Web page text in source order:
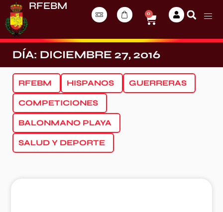
RFEBM
0
DÍA: DICIEMBRE 27, 2016
RFEBM HISPANOS GUERRERAS
COMPETICIONES
BALONMANO PLAYA
SALUD Y DEPORTE